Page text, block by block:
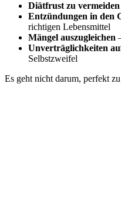
Diätfrust zu vermeiden
Entzündungen in den
richtigen Lebensmittel
Mängel auszugleichen
Unverträglichkeiten
Selbstzweifel
Es geht nicht darum, perfekt